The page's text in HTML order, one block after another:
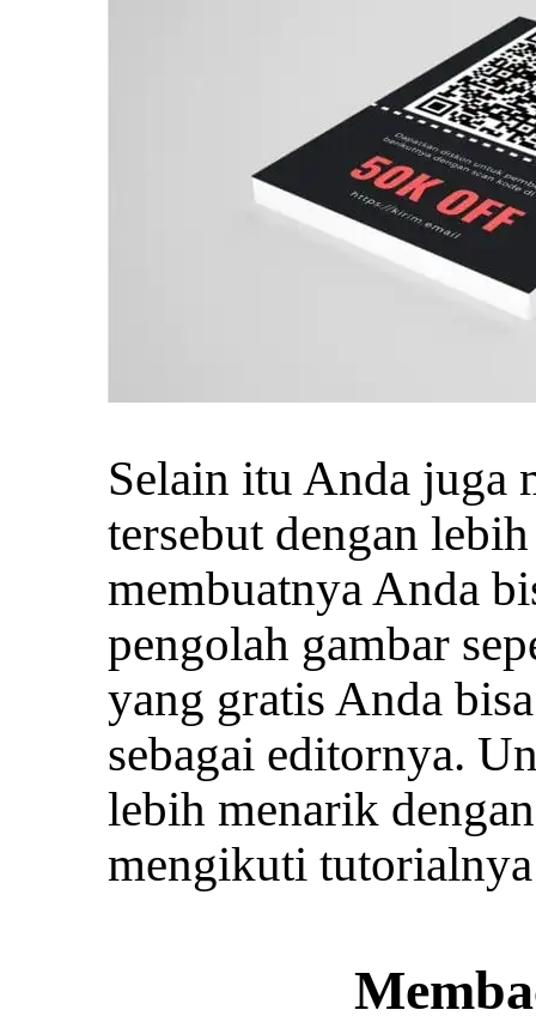
Selain itu Anda juga
tersebut dengan
membuatnya Anda
pengolah gambar
yang gratis Anda
sebagai editornya.
lebih menarik
mengikuti